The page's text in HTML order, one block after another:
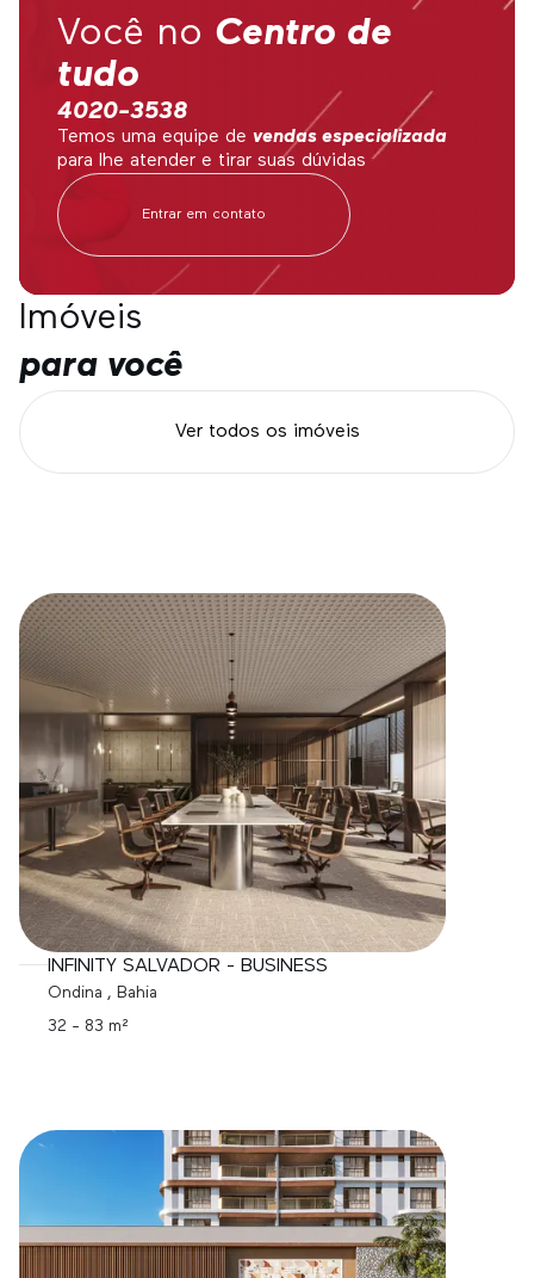
Você no Centro de
tudo
4020-3538
Temos uma equipe de vendas especializada
para lhe atender e tirar suas dúvidas
Entrar em contato
Imóveis
para você
Ver todos os imóveis
INFINITY SALVADOR - BUSINESS
Ondina , Bahia
32 - 83 m²